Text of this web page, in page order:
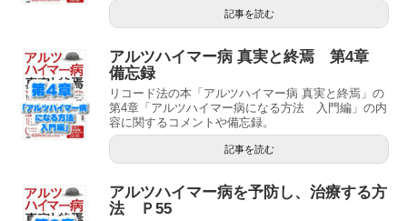
記事を読む
アルツハイマー病 真実と終焉 第4章
備忘録
リコード法の本「アルツハイマー病 真実と終焉」の
第4章「アルツハイマー病になる方法 入門編」の内
容に関するコメントや備忘録。
記事を読む
アルツハイマー病を予防し、治療する方
法 Ｐ55